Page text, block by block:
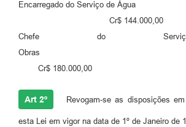
Encarregado do
Cr$ 144.000,00
Chefe do
Cr$ 180.000,00
Art 2º Revogam-se as disposições
esta Lei em vigor na data de 1º de Janeiro de